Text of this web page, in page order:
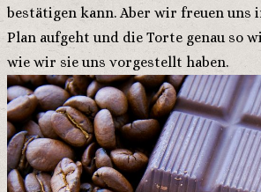
bestätigen kann. Aber wir freuen uns
Plan aufgeht und die Torte genau so
wie wir sie uns vorgestellt haben.